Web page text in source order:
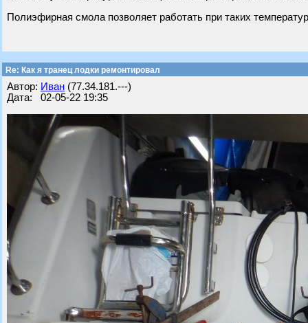
Полиэфирная смола позволяет работать при таких
Re: Как я транец лодки ремонтировал
Автор: Иван (77.34.181.---)
Дата: 02-05-22 19:35